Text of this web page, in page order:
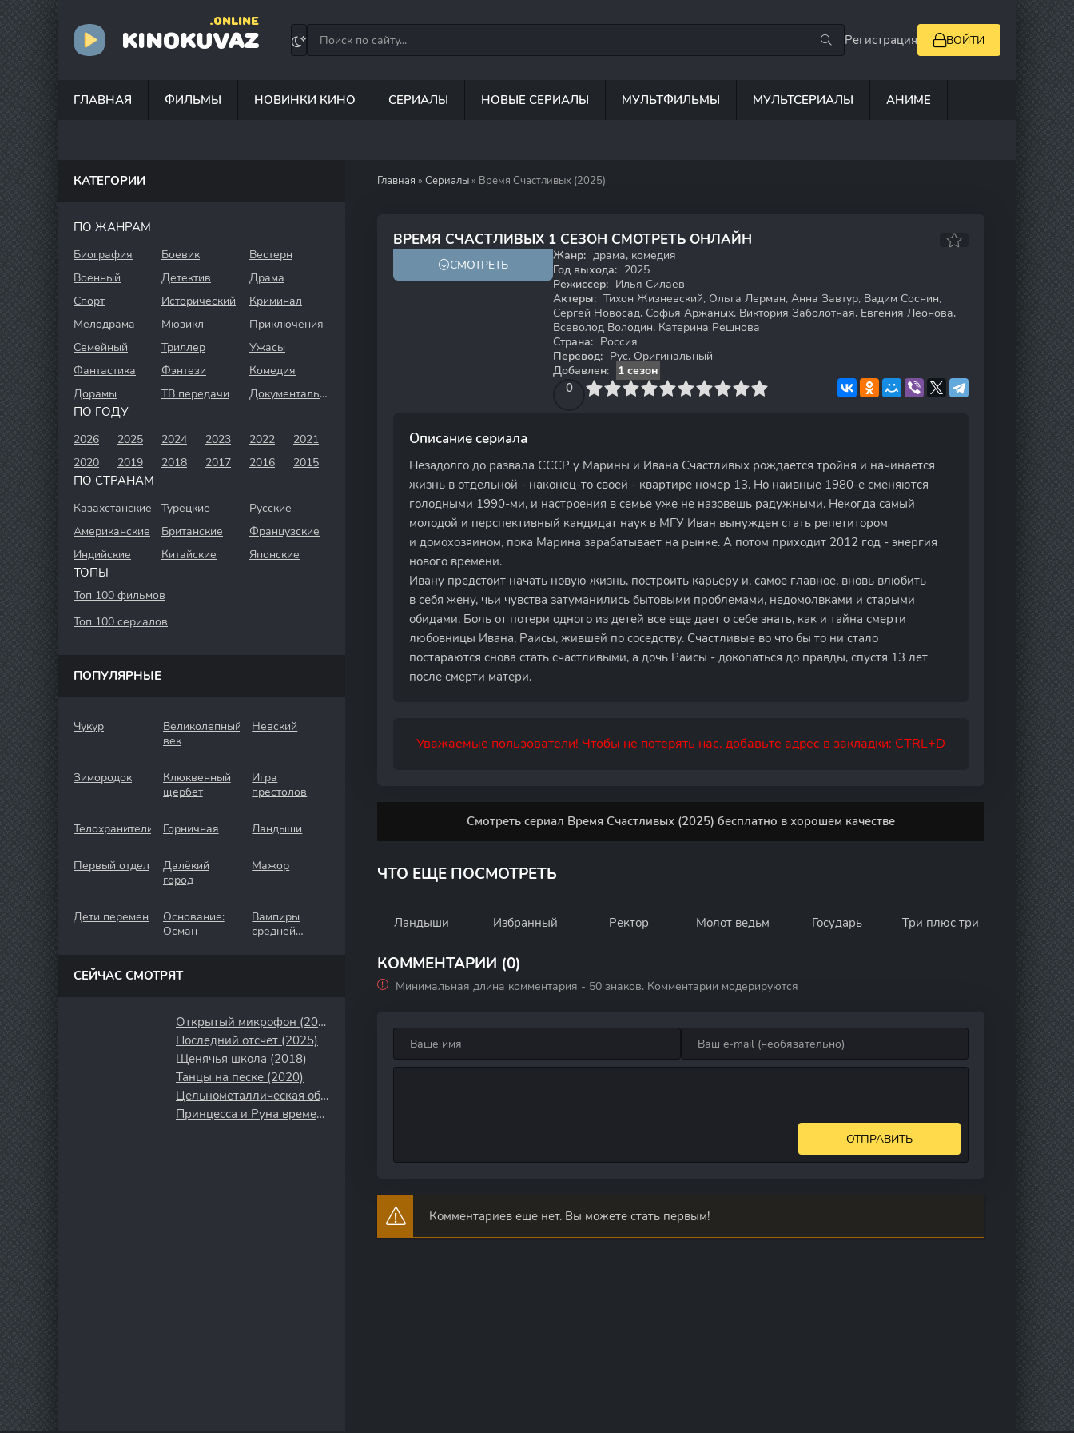
KINOKUVAZ
.ONLINE
Регистрация ВОЙТИ
ГЛАВНАЯ ФИЛЬМЫ НОВИНКИ КИНО СЕРИАЛЫ НОВЫЕ СЕРИАЛЫ МУЛЬТФИЛЬМЫ МУЛЬТСЕРИАЛЫ АНИМЕ
Главная » Сериалы » Время Счастливых (2025)
ВРЕМЯ СЧАСТЛИВЫХ 1 СЕЗОН СМОТРЕТЬ ОНЛАЙН
СМОТРЕТЬ
Жанр: драма, комедия
Год выхода: 2025
Режиссер: Илья Силаев
Актеры: Тихон Жизневский, Ольга Лерман, Анна Завтур, Вадим Соснин,
Сергей Новосад, Софья Аржаных, Виктория Заболотная, Евгения Леонова,
Всеволод Володин, Катерина Решнова
Страна: Россия
Перевод: Рус. Оригинальный
Добавлен:
1 сезон
0
4 6 7 8 9 10
Описание сериала
Незадолго до развала СССР у Марины и Ивана Счастливых рождается тройня и начинается
жизнь в отдельной - наконец-то своей - квартире номер 13. Но наивные 1980-е сменяются
голодными 1990-ми, и настроения в семье уже не назовешь радужными. Некогда самый
молодой и перспективный кандидат наук в МГУ Иван вынужден стать репетитором
и домохозяином, пока Марина зарабатывает на рынке. А потом приходит 2012 год - энергия
нового времени.
Ивану предстоит начать новую жизнь, построить карьеру и, самое главное, вновь влюбить
в себя жену, чьи чувства затуманились бытовыми проблемами, недомолвками и старыми
обидами. Боль от потери одного из детей все еще дает о себе знать, как и тайна смерти
любовницы Ивана, Раисы, жившей по соседству. Счастливые во что бы то ни стало
постараются снова стать счастливыми, а дочь Раисы - докопаться до правды, спустя 13 лет
после смерти матери.
Уважаемые пользователи! Чтобы не потерять нас, добавьте адрес в закладки: CTRL+D
Смотреть сериал Время Счастливых (2025) бесплатно в хорошем качестве
ЧТО ЕЩЕ ПОСМОТРЕТЬ
Ландыши Избранный Ректор Молот ведьм Государь Три плюс три
КОММЕНТАРИИ (0)
Минимальная длина комментария - 50 знаков. Комментарии модерируются
ОТПРАВИТЬ
Комментариев еще нет. Вы можете стать первым!
КАТЕГОРИИ
ПО ЖАНРАМ
Биография Боевик
Вестерн
Военный
Детектив
Драма
Спорт
Исторический
Криминал
Мелодрама
Мюзикл
Приключения
Семейный
Триллер
Ужасы
Фантастика
Фэнтези
Комедия
Дорамы
ТВ передачи Документальный
ПО ГОДУ
2026 2025 2024 2023 2022
2021
2020
2019 2018 2017 2016 2015
ПО СТРАНАМ
Казахстанские Турецкие
Русские
Американские
Британские
Французские
Индийские
Китайские Японские
ТОПЫ
Топ 100 фильмов
Топ 100 сериалов
ПОПУЛЯРНЫЕ
Чукур
Великолепный
век
Невский
Зимородок
Клюквенный
щербет
Игра
престолов
Телохранители Горничная Ландыши
Первый отдел
Далёкий
город
Мажор
Дети перемен
Основание:
Осман
Вампиры
средней
СЕЙЧАС СМОТРЯТ
Открытый микрофон (2017)
Последний отсчёт (2025)
Щенячья школа (2018)
Танцы на песке (2020)
Цельнометаллическая оболочка (1987)
Принцесса и Руна времени (2020)